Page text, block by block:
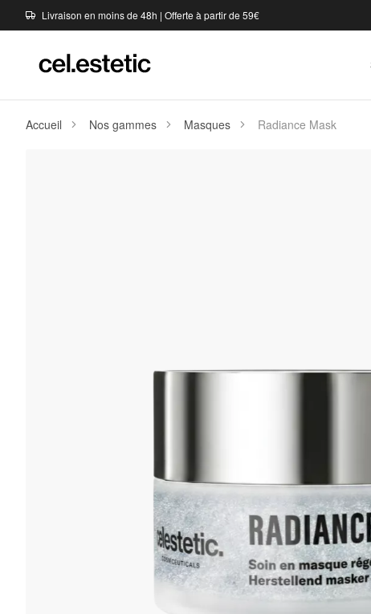
Livraison en moins de 48h | Offerte à partir de 59€
Accueil Nos gammes Masques Radiance Mask